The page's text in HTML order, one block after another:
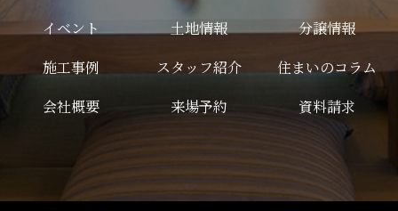
イベント 土地情報
分譲情報
施工事例
スタッフ紹介
住まいのコラム
会社概要
来場予約 資料請求